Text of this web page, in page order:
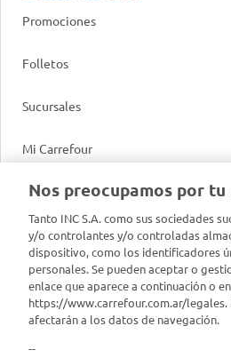
Promociones
Folletos
Sucursales
Mi Carrefour
Productos Carrefour
Tarjeta Mi Carrefour
Panel Carrefour
Puntos Verdes
Nos preocupamos por tu
Tanto INC S.A. como sus sociedades
y/o controlantes y/o controladas
dispositivo, como los identificadores
personales. Se pueden aceptar o
enlace que aparece a continuación o
https://www.carrefour.com.ar/legales.
afectarán a los datos de navegación.
--